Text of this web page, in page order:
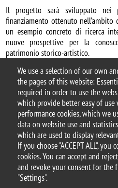
We use a selection of our own
the pages of this website:
required in order to use the
which provide better easy of
performance cookies, which we
data on website use and
which are used to display
If you choose "ACCEPT ALL",
cookies. You can accept and
and revoke your consent for the
"Settings".
Il progetto sarà sviluppato nei
finanziamento ottenuto nell’ambito
un esempio concreto di ricerca
nuove prospettive per la
patrimonio storico-artistico.
Guarda il video di
IG del BiPAC
Categoria news
Chimica Personale DISAT
© 2025 University
Piazza